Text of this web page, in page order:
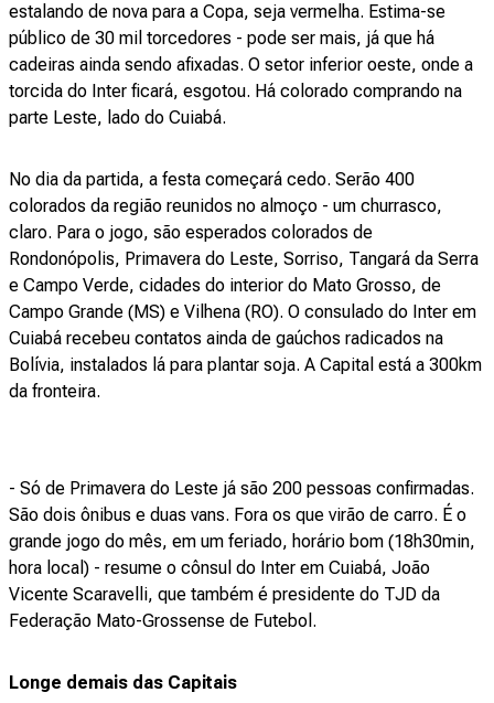
estalando de nova para a Copa, seja vermelha. Estima-se
público de 30 mil torcedores - pode ser mais, já que há
cadeiras ainda sendo afixadas. O setor inferior oeste, onde a
torcida do Inter ficará, esgotou. Há colorado comprando na
parte Leste, lado do Cuiabá.
No dia da partida, a festa começará cedo. Serão 400
colorados da região reunidos no almoço - um churrasco,
claro. Para o jogo, são esperados colorados de
Rondonópolis, Primavera do Leste, Sorriso, Tangará da Serra
e Campo Verde, cidades do interior do Mato Grosso, de
Campo Grande (MS) e Vilhena (RO). O consulado do Inter em
Cuiabá recebeu contatos ainda de gaúchos radicados na
Bolívia, instalados lá para plantar soja. A Capital está a 300km
da fronteira.
- Só de Primavera do Leste já são 200 pessoas confirmadas.
São dois ônibus e duas vans. Fora os que virão de carro. É o
grande jogo do mês, em um feriado, horário bom (18h30min,
hora local) - resume o cônsul do Inter em Cuiabá, João
Vicente Scaravelli, que também é presidente do TJD da
Federação Mato-Grossense de Futebol.
Longe demais das Capitais